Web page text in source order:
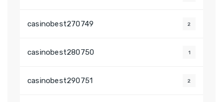
casinobest270749 2
casinobest280750 1
casinobest290751 2